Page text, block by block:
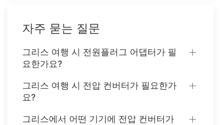
자주 묻는 질문
그리스 여행 시 전원플러그 어댑터가 필
요한가요?
그리스 여행 시 전압 컨버터가 필요한가
요?
그리스에서 어떤 기기에 전압 컨버터가